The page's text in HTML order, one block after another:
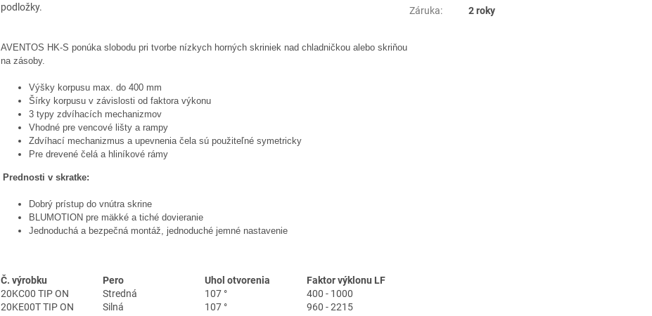
podložky.
AVENTOS HK-S ponúka slobodu pri tvorbe nízkych horných skriniek nad chladničkou alebo skriňou
na zásoby.
Výšky korpusu max. do 400 mm
Šírky korpusu v závislosti od faktora výkonu
3 typy zdvíhacích mechanizmov
Vhodné pre vencové lišty a rampy
Zdvíhací mechanizmus a upevnenia čela sú použiteľné symetricky
Pre drevené čelá a hliníkové rámy
Prednosti v skratke:
Dobrý prístup do vnútra skrine
BLUMOTION pre mäkké a tiché dovieranie
Jednoduchá a bezpečná montáž, jednoduché jemné nastavenie
Č. výrobku Pero Uhol otvorenia
Faktor výklonu LF
20KC00 TIP ON
Stredná 107 °
400 - 1000
20KE00T TIP ON
Silná 107 ° 960 - 2215
Záruka: 2 roky